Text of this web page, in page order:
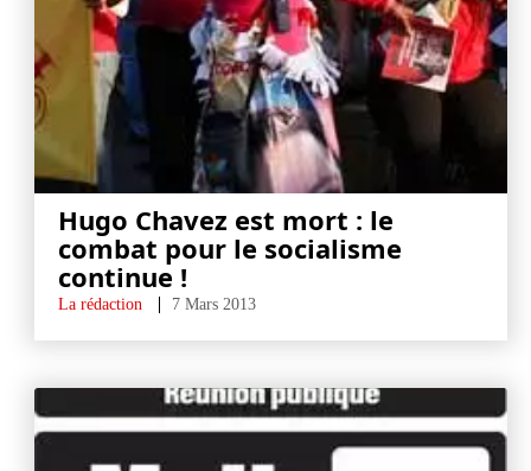
Hugo Chavez est mort : le
combat pour le socialisme
continue !
La rédaction 7 Mars 2013